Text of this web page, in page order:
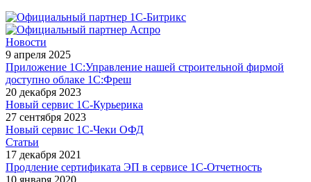
Новости
9 апреля 2025
Приложение 1С:Управление нашей строительной фирмой
доступно облаке 1С:Фреш
20 декабря 2023
Новый сервис 1С-Курьерика
27 сентября 2023
Новый сервис 1С-Чеки ОФД
Статьи
17 декабря 2021
Продление сертификата ЭП в сервисе 1С-Отчетность
10 января 2020